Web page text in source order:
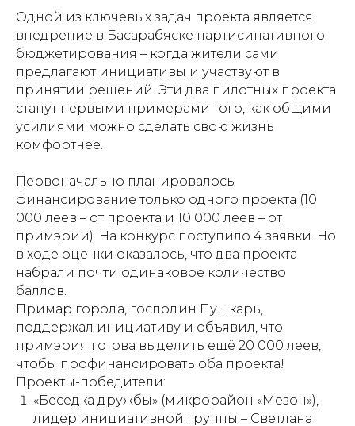
Одной из ключевых задач проекта является
внедрение в Басарабяске партисипативного
бюджетирования – когда жители сами
предлагают инициативы и участвуют в
принятии решений. Эти два пилотных проекта
станут первыми примерами того, как общими
усилиями можно сделать свою жизнь
комфортнее.
Первоначально планировалось
финансирование только одного проекта (10
000 леев – от проекта и 10 000 леев – от
примэрии). На конкурс поступило 4 заявки. Но
в ходе оценки оказалось, что два проекта
набрали почти одинаковое количество
баллов.
Примар города, господин Пушкарь,
поддержал инициативу и объявил, что
примэрия готова выделить ещё 20 000 леев,
чтобы профинансировать оба проекта!
Проекты-победители:
«Беседка дружбы» (микрорайон «Мезон»),
лидер инициативной группы – Светлана